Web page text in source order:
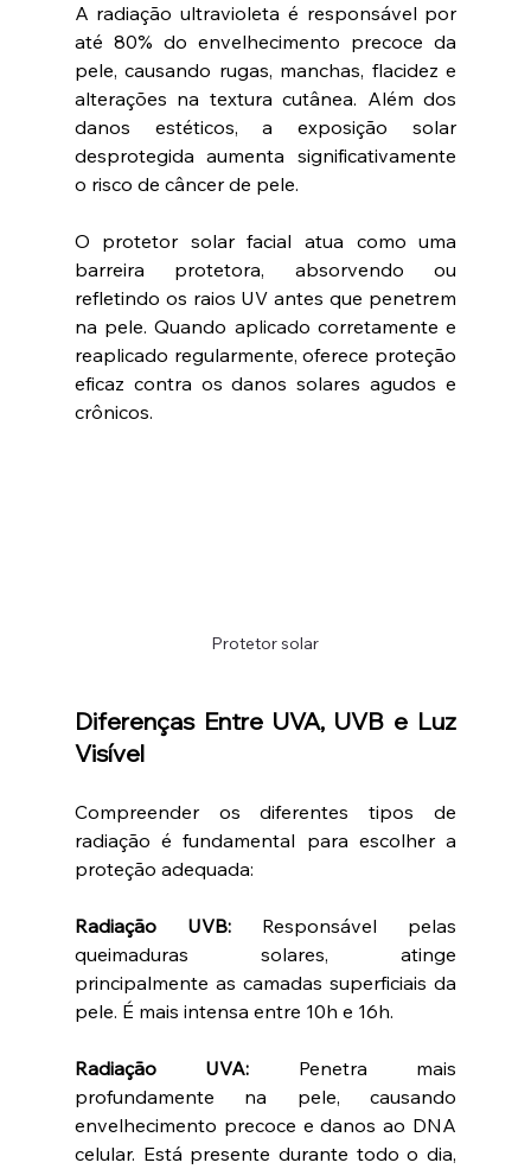
A radiação ultravioleta é responsável por
até 80% do envelhecimento precoce da
pele, causando rugas, manchas, flacidez e
alterações na textura cutânea. Além dos
danos estéticos, a exposição solar
desprotegida aumenta significativamente
o risco de câncer de pele.
O protetor solar facial atua como uma
barreira protetora, absorvendo ou
refletindo os raios UV antes que penetrem
na pele. Quando aplicado corretamente e
reaplicado regularmente, oferece proteção
eficaz contra os danos solares agudos e
crônicos.
Protetor solar
Diferenças Entre UVA, UVB e Luz
Visível
Compreender os diferentes tipos de
radiação é fundamental para escolher a
proteção adequada:
Radiação UVB: Responsável pelas
queimaduras solares, atinge
principalmente as camadas superficiais da
pele. É mais intensa entre 10h e 16h.
Radiação UVA: Penetra mais
profundamente na pele, causando
envelhecimento precoce e danos ao DNA
celular. Está presente durante todo o dia,